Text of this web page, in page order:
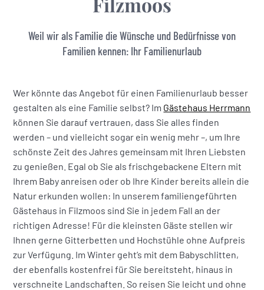
Weil wir als Familie die Wünsche und Bedürfnisse von
Familien kennen: Ihr Familienurlaub
Wer könnte das Angebot für einen Familienurlaub besser
gestalten als eine Familie selbst? Im Gästehaus Herrmann
können Sie darauf vertrauen, dass Sie alles finden
werden – und vielleicht sogar ein wenig mehr –, um Ihre
schönste Zeit des Jahres gemeinsam mit Ihren Liebsten
zu genießen. Egal ob Sie als frischgebackene Eltern mit
Ihrem Baby anreisen oder ob Ihre Kinder bereits allein die
Natur erkunden wollen: In unserem familiengeführten
Gästehaus in Filzmoos sind Sie in jedem Fall an der
richtigen Adresse! Für die kleinsten Gäste stellen wir
Ihnen gerne Gitterbetten und Hochstühle ohne Aufpreis
zur Verfügung. Im Winter geht’s mit dem Babyschlitten,
der ebenfalls kostenfrei für Sie bereitsteht, hinaus in
verschneite Landschaften. So reisen Sie leicht und ohne